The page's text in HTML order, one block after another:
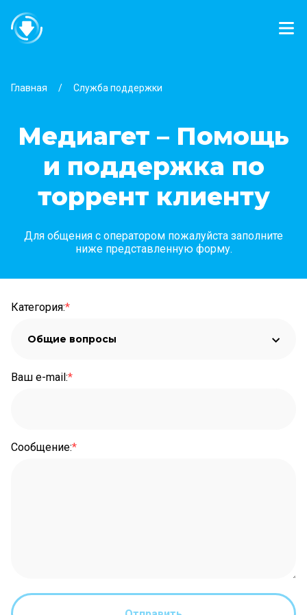
Главная Служба поддержки
Медиагет – Помощь
и поддержка по
торрент клиенту
Для общения с оператором пожалуйста заполните
ниже представленную форму.
Категория:*
Общие вопросы
Ваш e-mail:*
Сообщение:*